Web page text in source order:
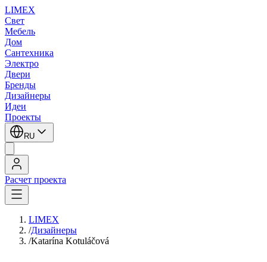
LIMEX
Свет
Мебель
Дом
Сантехника
Электро
Двери
Бренды
Дизайнеры
Идеи
Проекты
RU
Расчет проекта
LIMEX
/Дизайнеры
/Katarína Kotuláčová